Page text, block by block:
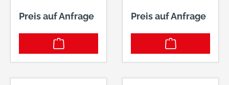
Preis auf Anfrage Preis auf Anfrage